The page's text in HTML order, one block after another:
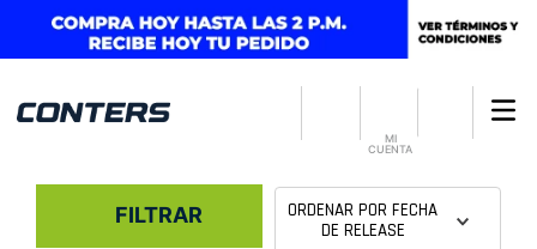
MI
CUENTA
FILTRAR ORDENAR POR FECHA
DE RELEASE